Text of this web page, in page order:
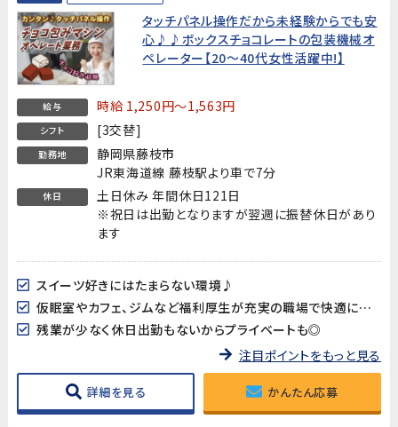
タッチパネル操作だから未経験からでも安
心♪♪ボックスチョコレートの包装機械オ
ペレーター【20～40代女性活躍中!】
給与 時給 1,250円～1,563円
シフト [3交替]
勤務地
静岡県藤枝市
JR東海道線 藤枝駅より車で7分
休日
土日休み 年間休日121日
※祝日は出勤となりますが翌週に振替休日があり
ます
スイーツ好きにはたまらない環境♪
仮眠室やカフェ、ジムなど福利厚生が充実の職場で快適に働ける!
残業が少なく休日出勤もないからプライベートも◎
注目ポイントをもっと見る
詳細を見る かんたん応募